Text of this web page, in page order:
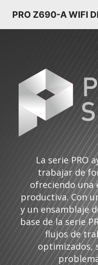
PRO Z690-A WIFI
La serie PRO
trabajar de
ofreciendo una
productiva. Con
y un ensamblaje
base de la serie
flujos de
optimizados,